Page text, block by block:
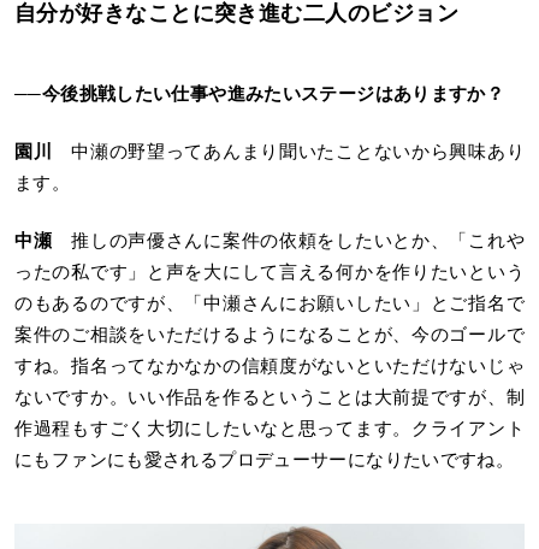
自分が好きなことに突き進む二人のビジョン
──今後挑戦したい仕事や進みたいステージはありますか？
園川
中瀬の野望ってあんまり聞いたことないから興味あり
ます。
中瀬 推しの声優さんに案件の依頼をしたいとか、「これや
ったの私です」と声を大にして言える何かを作りたいという
のもあるのですが、「中瀬さんにお願いしたい」とご指名で
案件のご相談をいただけるようになることが、今のゴールで
すね。指名ってなかなかの信頼度がないといただけないじゃ
ないですか。いい作品を作るということは大前提ですが、制
作過程もすごく大切にしたいなと思ってます。クライアント
にもファンにも愛されるプロデューサーになりたいですね。